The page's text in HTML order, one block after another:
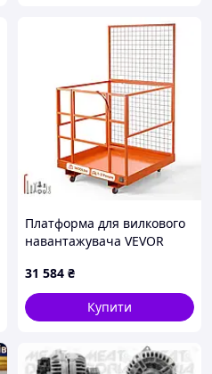
Платформа для вилкового
навантажувача VEVOR
вантажопідйомність 635 кг,
робочий кошик з
вуглецевої сталі, робоча
31 584 ₴
Купити